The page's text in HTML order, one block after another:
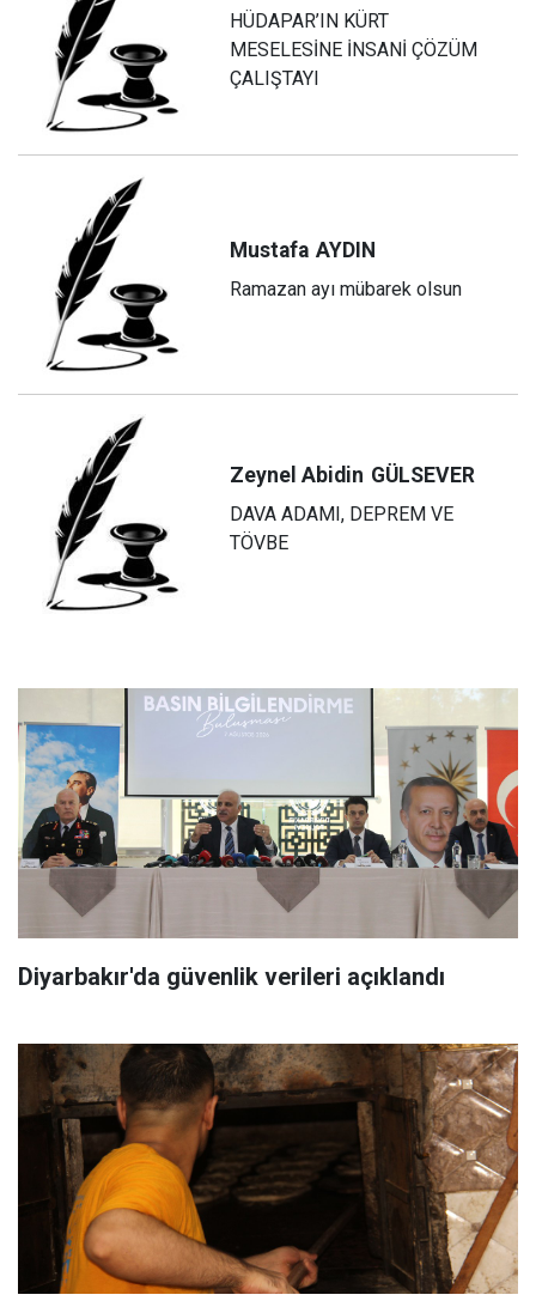
HÜDAPAR’IN KÜRT
MESELESİNE İNSANİ ÇÖZÜM
ÇALIŞTAYI
Mustafa AYDIN
Ramazan ayı mübarek olsun
Zeynel Abidin GÜLSEVER
DAVA ADAMI, DEPREM VE
TÖVBE
Diyarbakır'da güvenlik verileri açıklandı